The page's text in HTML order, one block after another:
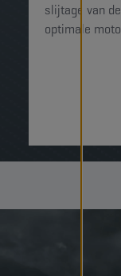
slijtage van
optimale